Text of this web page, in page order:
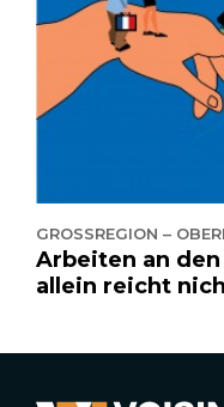
GROSSREGION –
Arbeiten an
allein reicht